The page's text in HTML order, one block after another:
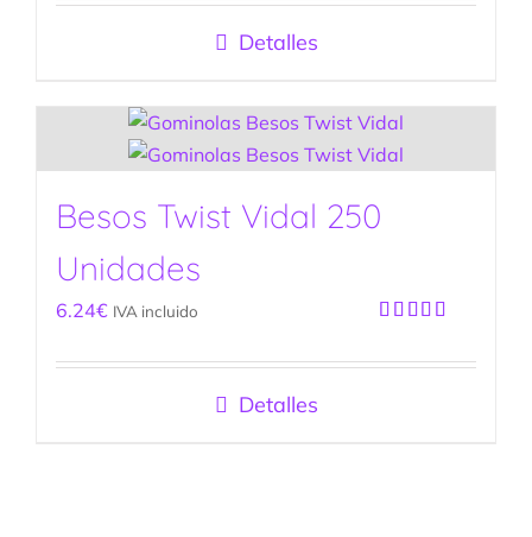
Detalles
Besos Twist Vidal 250
Unidades
con5.00de
6.24€ IVA incluido
Detalles